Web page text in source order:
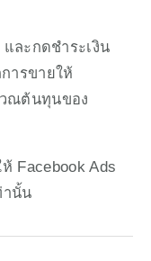
ละกดชำระเงิน
ารขายให้
วณต้นทุนของ
Facebook Ads
านั้น